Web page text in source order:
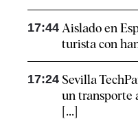
17:44 Aislado en
turista con
17:24 Sevilla
un transporte
[...]